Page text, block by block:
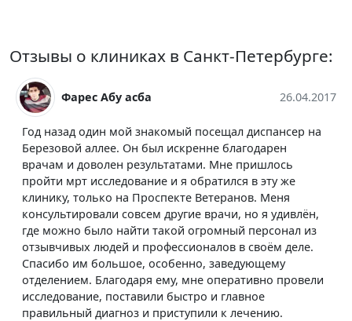
Отзывы о клиниках в Санкт-Петербурге:
Фарес Абу асба 26.04.2017
Год назад один мой знакомый посещал диспансер на
Березовой аллее. Он был искренне благодарен
врачам и доволен результатами. Мне пришлось
пройти мрт исследование и я обратился в эту же
клинику, только на Проспекте Ветеранов. Меня
консультировали совсем другие врачи, но я удивлён,
где можно было найти такой огромный персонал из
отзывчивых людей и профессионалов в своём деле.
Спасибо им большое, особенно, заведующему
отделением. Благодаря ему, мне оперативно провели
исследование, поставили быстро и главное
правильный диагноз и приступили к лечению.